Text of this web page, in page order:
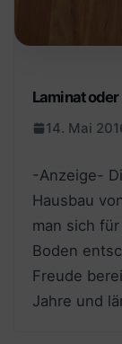
Laminat
14. Mai
-Anzeige-
Hausbau
man sich
Boden
Freude
Jahre und